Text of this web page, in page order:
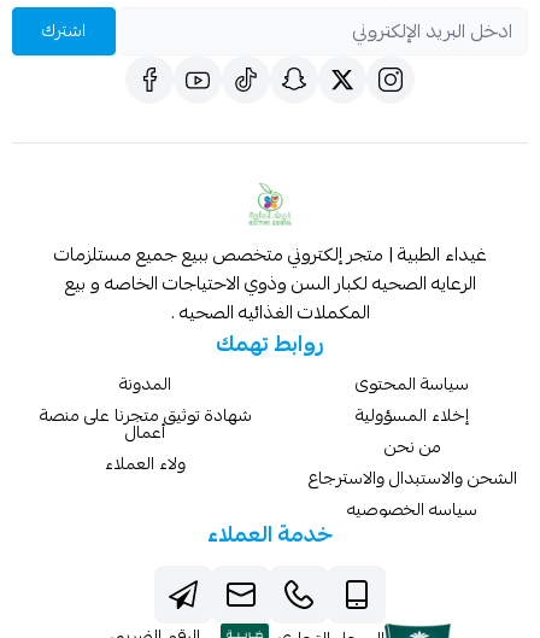
اشترك
غيداء الطبية | متجر إلكتروني متخصص ببيع جميع مستلزمات
الرعايه الصحيه لكبار السن وذوي الاحتياجات الخاصه و بيع
المكملات الغذائيه الصحيه .
روابط تهمك
سياسة المحتوى
إخلاء المسؤولية
من نحن
الشحن والاستبدال والاسترجاع
سياسه الخصوصيه
المدونة
شهادة توثيق متجرنا على منصة
أعمال
ولاء العملاء
خدمة العملاء